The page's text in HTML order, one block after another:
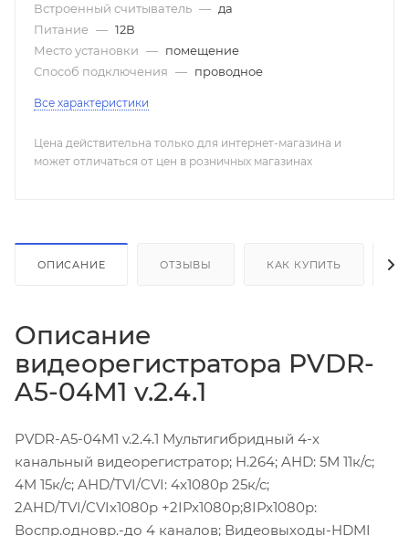
Встроенный считыватель — да
Питание — 12В
Место установки — помещение
Способ подключения — проводное
Все характеристики
Цена действительна только для интернет-магазина и
может отличаться от цен в розничных магазинах
ОПИСАНИЕ ОТЗЫВЫ КАК КУПИТЬ
Описание
видеорегистратора PVDR-
A5-04M1 v.2.4.1
PVDR-A5-04M1 v.2.4.1 Мультигибридный 4-х
канальный видеорегистратор; H.264; AHD: 5М 11к/с;
4M 15к/с; AHD/TVI/CVI: 4х1080p 25к/с;
2AHD/TVI/CVIx1080p +2IPx1080p;8IPx1080p:
Воспр.одновр.-до 4 каналов; Видеовыходы-HDMI